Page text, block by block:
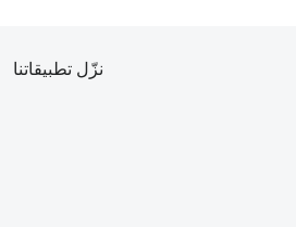
نزّل تطبيقاتنا